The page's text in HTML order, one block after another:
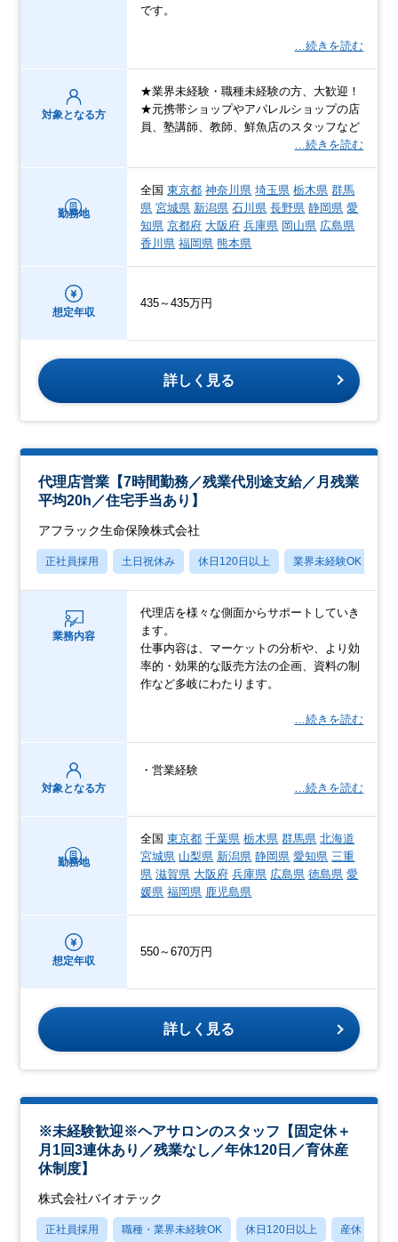
です。
…続きを読む
対象となる方
★業界未経験・職種未経験の方、大歓迎！
★元携帯ショップやアパレルショップの店
員、塾講師、教師、鮮魚店のスタッフなど
…続きを読む
勤務地
全国東京都 神奈川県 埼玉県 栃木県 群馬
県 宮城県 新潟県 石川県 長野県 静岡県 愛
知県 京都府 大阪府 兵庫県 岡山県 広島県
香川県 福岡県 熊本県
想定年収
435～435万円
詳しく見る
代理店営業【7時間勤務／残業代別途支給／月残業
平均20h／住宅手当あり】
アフラック生命保険株式会社
正社員採用 土日祝休み 休日120日以上 業界未経験OK
業務内容
代理店を様々な側面からサポートしていき
ます。
仕事内容は、マーケットの分析や、より効
率的・効果的な販売方法の企画、資料の制
作など多岐にわたります。
…続きを読む
対象となる方
・営業経験
…続きを読む
勤務地
全国東京都 千葉県 栃木県 群馬県 北海道
宮城県 山梨県 新潟県 静岡県 愛知県 三重
県 滋賀県 大阪府 兵庫県 広島県 徳島県 愛
媛県 福岡県 鹿児島県
想定年収
550～670万円
詳しく見る
※未経験歓迎※ヘアサロンのスタッフ【固定休＋
月1回3連休あり／残業なし／年休120日／育休産
休制度】
株式会社バイオテック
正社員採用 職種・業界未経験OK 休日120日以上 産休・育休